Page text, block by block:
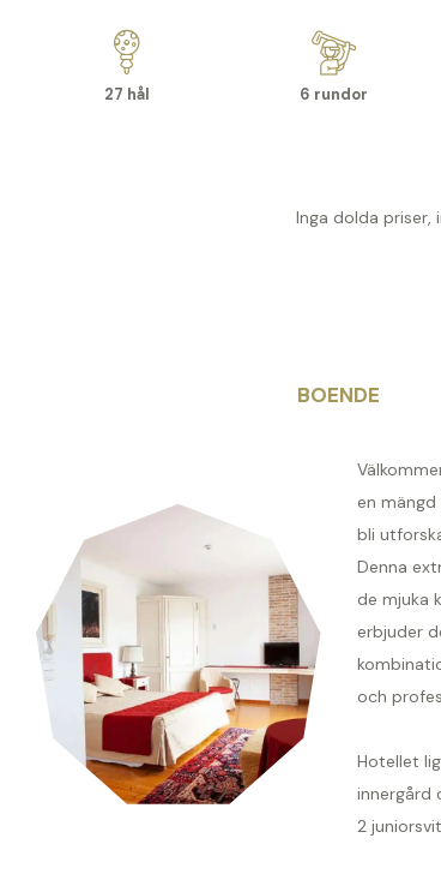
27 hål 6 rundor
Inga dolda priser,
BOENDE
en
bli
Denna
de mjuka
erbjuder
och
Hotellet
innergård
2